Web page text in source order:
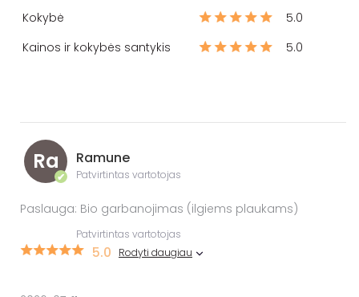
Kokybė
5.0
Kainos ir kokybės santykis
5.0
Ra
✔
Ramune
Patvirtintas vartotojas
Paslauga: Bio garbanojimas (ilgiems plaukams)
Patvirtintas vartotojas
5.0 Rodyti daugiau